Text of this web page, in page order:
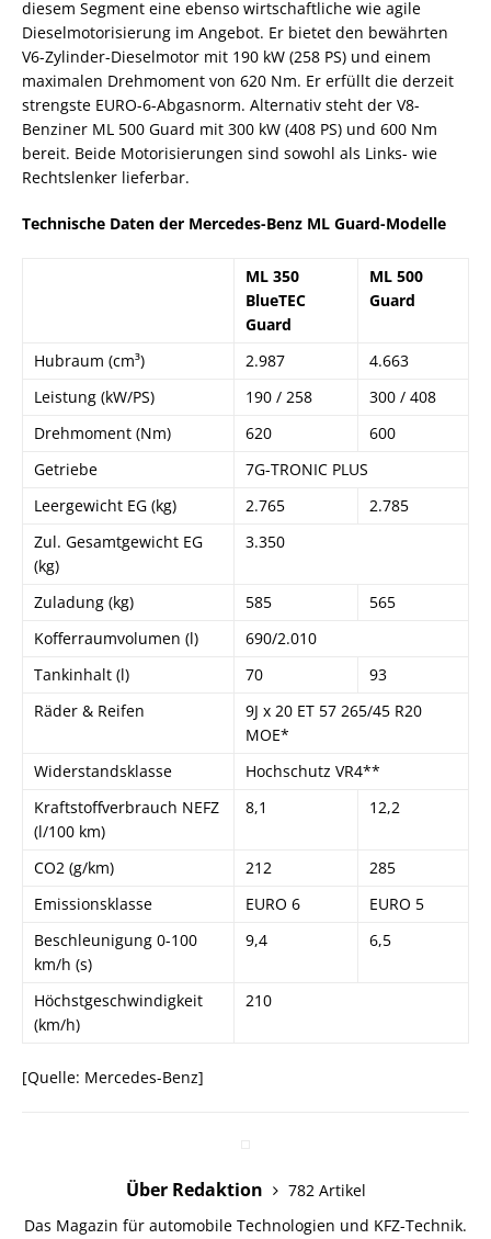
diesem Segment eine ebenso wirtschaftliche wie agile
Dieselmotorisierung im Angebot. Er bietet den bewährten
V6-Zylinder-Dieselmotor mit 190 kW (258 PS) und einem
maximalen Drehmoment von 620 Nm. Er erfüllt die derzeit
strengste EURO-6-Abgasnorm. Alternativ steht der V8-
Benziner ML 500 Guard mit 300 kW (408 PS) und 600 Nm
bereit. Beide Motorisierungen sind sowohl als Links- wie
Rechtslenker lieferbar.
Technische Daten der Mercedes-Benz ML Guard-Modelle
ML 350
BlueTEC
Guard
ML 500
Guard
Hubraum (cm³) 2.987
4.663
Leistung (kW/PS)
190 / 258
300 / 408
Drehmoment (Nm)
620
600
Getriebe
7G-TRONIC PLUS
Leergewicht EG (kg)
2.765
2.785
Zul. Gesamtgewicht EG
(kg)
3.350
Zuladung (kg) 585
565
Kofferraumvolumen (l)
690/2.010
Tankinhalt (l)
70
93
Räder & Reifen
9J x 20 ET 57 265/45 R20
MOE*
Widerstandsklasse
Hochschutz VR4**
Kraftstoffverbrauch NEFZ
(l/100 km)
8,1 12,2
CO2 (g/km) 212
285
Emissionsklasse
EURO 6
EURO 5
Beschleunigung 0-100
km/h (s)
9,4 6,5
Höchstgeschwindigkeit
(km/h)
210
[Quelle: Mercedes-Benz]
Über Redaktion
782 Artikel
Das Magazin für automobile Technologien und KFZ-Technik.